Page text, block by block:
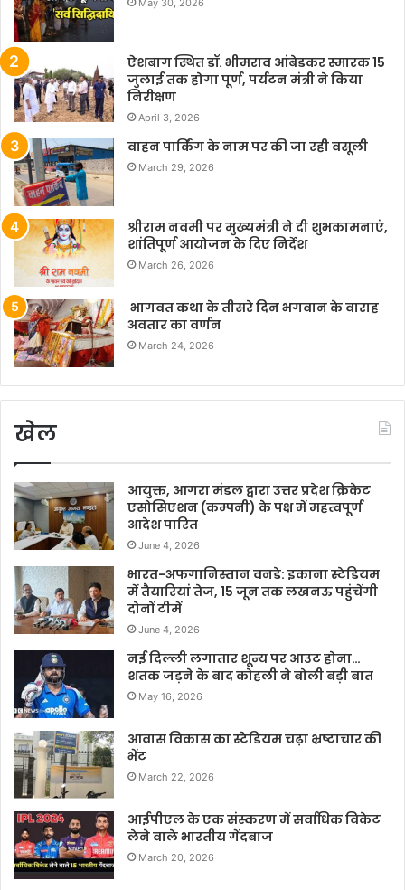
May 30, 2026
ऐशबाग स्थित डॉ. भीमराव आंबेडकर स्मारक 15
जुलाई तक होगा पूर्ण, पर्यटन मंत्री ने किया
निरीक्षण
April 3, 2026
वाहन पार्किंग के नाम पर की जा रही वसूली
March 29, 2026
श्रीराम नवमी पर मुख्यमंत्री ने दी शुभकामनाएं,
शांतिपूर्ण आयोजन के दिए निर्देश
March 26, 2026
भागवत कथा के तीसरे दिन भगवान के वाराह
अवतार का वर्णन
March 24, 2026
खेल
आयुक्त, आगरा मंडल द्वारा उत्तर प्रदेश क्रिकेट
एसोसिएशन (कम्पनी) के पक्ष में महत्वपूर्ण
आदेश पारित
June 4, 2026
भारत-अफगानिस्तान वनडे: इकाना स्टेडियम
में तैयारियां तेज, 15 जून तक लखनऊ पहुंचेंगी
दोनों टीमें
June 4, 2026
नई दिल्ली लगातार शून्य पर आउट होना…
शतक जड़ने के बाद कोहली ने बोली बड़ी बात
May 16, 2026
आवास विकास का स्टेडियम चढ़ा भ्रष्टाचार की
भेंट
March 22, 2026
आईपीएल के एक संस्करण में सर्वाधिक विकेट
लेने वाले भारतीय गेंदबाज
March 20, 2026